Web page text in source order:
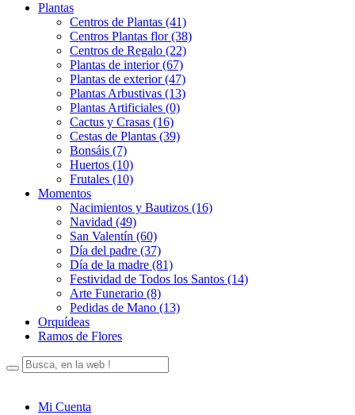
Plantas
Centros de Plantas (41)
Centros Plantas flor (38)
Centros de Regalo (22)
Plantas de interior (67)
Plantas de exterior (47)
Plantas Arbustivas (13)
Plantas Artificiales (0)
Cactus y Crasas (16)
Cestas de Plantas (39)
Bonsáis (7)
Huertos (10)
Frutales (10)
Momentos
Nacimientos y Bautizos (16)
Navidad (49)
San Valentín (60)
Día del padre (37)
Día de la madre (81)
Festividad de Todos los Santos (14)
Arte Funerario (8)
Pedidas de Mano (13)
Orquídeas
Ramos de Flores
Mi Cuenta